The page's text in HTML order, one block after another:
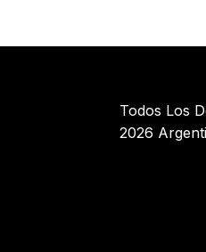
Todos Los
2026